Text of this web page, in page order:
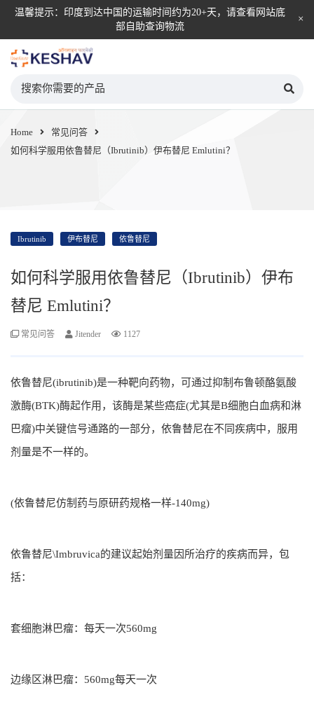
温馨提示：印度到达中国的运输时间约为20+天，请查看网站底
部自助查询物流
Home
常见问答
如何科学服用依鲁替尼（Ibrutinib）伊布替尼 Emlutini？
Ibrutinib 伊布替尼 依鲁替尼
如何科学服用依鲁替尼（Ibrutinib）伊布
替尼 Emlutini？
常见问答 Jitender 1127
依鲁替尼(ibrutinib)是一种靶向药物，可通过抑制布鲁顿酪氨酸
激酶(BTK)酶起作用，该酶是某些癌症(尤其是B细胞白血病和淋
巴瘤)中关键信号通路的一部分，依鲁替尼在不同疾病中，服用
剂量是不一样的。
(依鲁替尼仿制药与原研药规格一样-140mg)
依鲁替尼\Imbruvica的建议起始剂量因所治疗的疾病而异，包
括：
套细胞淋巴瘤：每天一次560mg
边缘区淋巴瘤：560mg每天一次